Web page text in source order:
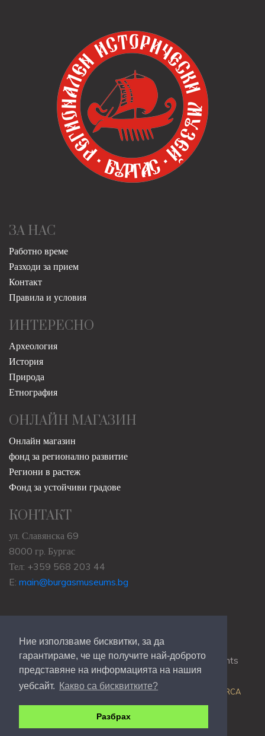
Ние използваме бисквитки, за да
гарантираме, че ще получите най-доброто
представяне на информацията на нашия
уебсайт.
Какво са бисквитките?
Разбрах
ЗА НАС
Работно време
Разходи за прием
Контакт
Правила и условия
ИНТЕРЕСНО
Археология
История
Природа
Етнография
ОНЛАЙН МАГАЗИН
Онлайн магазин
фонд за регионално развитие
Региони в растеж
Фонд за устойчиви градове
КОНТАКТ
ул. Славянска 69
8000 гр. Бургас
Тел: +359 568 203 44
E: main@burgasmuseums.bg
Copyrights © 2009-2021 RHM Burgas, All Rights
Reserved.
Web Development @Colin J.D. Stewart ORCA